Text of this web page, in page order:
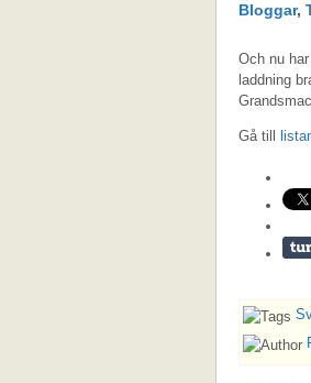
Bloggar,
Och nu
laddning
Gå till